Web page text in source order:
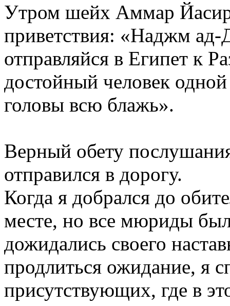
Утром шейх Аммар Йасир
приветствия: «Наджм ад-
отправляйся в Египет к
достойный человек
головы всю блажь».
Верный обету
отправился в дорогу.
Когда я добрался до
месте, но все мюриды
дожидались своего
продлиться ожидание, я
присутствующих, где в